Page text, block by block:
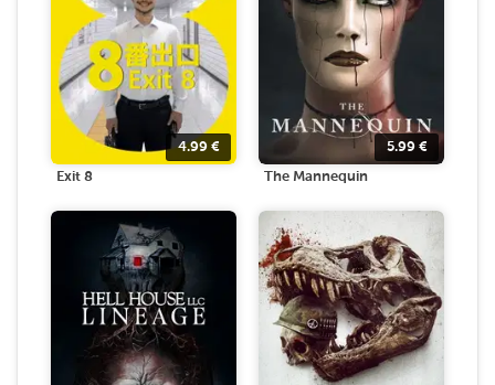
4.99 €
Exit 8
5.99 €
The Mannequin